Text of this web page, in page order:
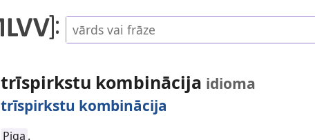
trīspirkstu kombinācija idioma
trīspirkstu kombinācija
Piga .